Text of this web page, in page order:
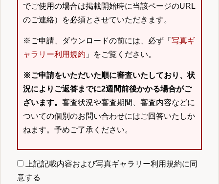
でご使用の場合は掲載開始時に当該ページのURL
のご連絡）を必須とさせていただきます。
※ご申請、ダウンロードの前には、必ず「 写真ギ
ャラリー利用規約 」をご覧ください。
※ご申請をいただいた順に審査いたしており、状
況によりご返答までに2週間前後かかる場合がご
ざいます。 審査状況や審査期間、審査内容などに
ついての個別のお問い合わせにはご回答いたしか
ねます。予めご了承ください。
上記記載内容および写真ギャラリー利用規約に同
意する